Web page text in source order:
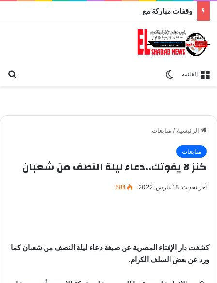
القائمة
الرئيسية / متابعات
متابعات
كنز لا يفوتك..دعاء ليلة النصف من شعبان
آخر تحديث: 18 مارس، 2022 588
كشفت دار الإفتاء المصرية عن صيغة دعاء ليلة النصف من شعبان كما
ورد عن بعض السلف الكرام.